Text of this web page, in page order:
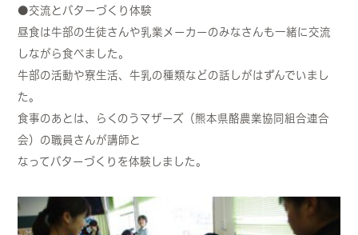
●交流とバターづくり体験
昼食は牛部の生徒さんや乳業メーカーのみなさんも一緒に交流
しながら食べました。
牛部の活動や寮生活、牛乳の種類などの話しがはずんでいまし
た。
食事のあとは、らくのうマザーズ（熊本県酪農業協同組合連合
会）の職員さんが講師と
なってバターづくりを体験しました。